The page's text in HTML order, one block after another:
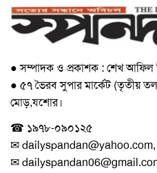
● সম্পাদক ও প্রকাশক : শেখ আফিল
● ৫৭ ভৈরব সুপার মার্কেট (তৃতীয়
মোড়,যশোর।
☎ ১৯৭৮-০৯০১২৫
✉ dailyspandan@yahoo.com,
✉